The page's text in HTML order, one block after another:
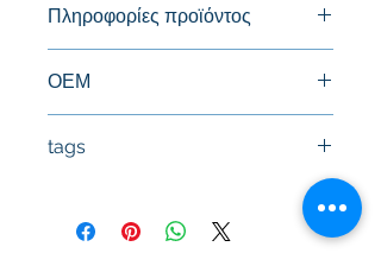
Πληροφορίες προϊόντος
ΟΕΜ
tags
#Κυλινδροκεφαλή #Κεφαλάρι
#TPTOPLINE